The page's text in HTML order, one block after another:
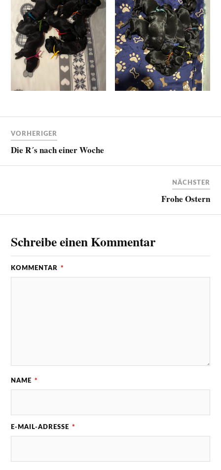
VORHERIGER
Die R´s nach einer Woche
NÄCHSTER
Frohe Ostern
Schreibe einen Kommentar
KOMMENTAR *
NAME *
E-MAIL-ADRESSE *